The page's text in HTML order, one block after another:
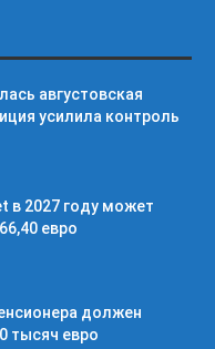
августовская
усилила контроль
в 2027 году может
евро
должен
тысяч евро